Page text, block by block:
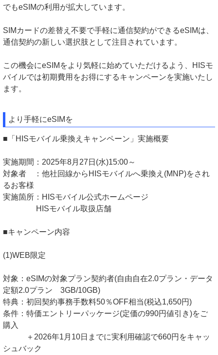
でもeSIMの利用が拡大しています。
SIMカードの差替え不要で手軽に通信契約ができるeSIMは、
通信契約の新しい選択肢として注目されています。
この機会にeSIMをより気軽に始めていただけるよう、HISモ
バイルでは初期費用をお得にするキャンペーンを実施いたし
ます。
より手軽にeSIMを
■「HISモバイル乗換えキャンペーン」実施概要
実施期間：2025年8月27日(水)15:00～
対象者 ：他社回線からHISモバイルへ乗換え(MNP)をされ
るお客様
実施箇所：HISモバイル公式ホームページ
HISモバイル取扱店舗
■キャンペーン内容
(1)WEB限定
対象：eSIMの対象プラン契約者(自由自在2.0プラン・データ
定額2.0プラン 3GB/10GB)
特典：初回契約事務手数料50％OFF相当(税込1,650円)
条件：特価エントリーパッケージ(定価の990円値引き)をご
購入
＋2026年1月10日までに実利用確認で660円をキャッ
シュバック